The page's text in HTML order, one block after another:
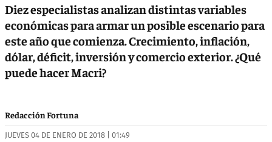
Diez especialistas analizan distintas variables
económicas para armar un posible escenario para
este año que comienza. Crecimiento, inflación,
dólar, déficit, inversión y comercio exterior. ¿Qué
puede hacer Macri?
Redacción Fortuna
JUEVES 04 DE ENERO DE 2018 | 01:49